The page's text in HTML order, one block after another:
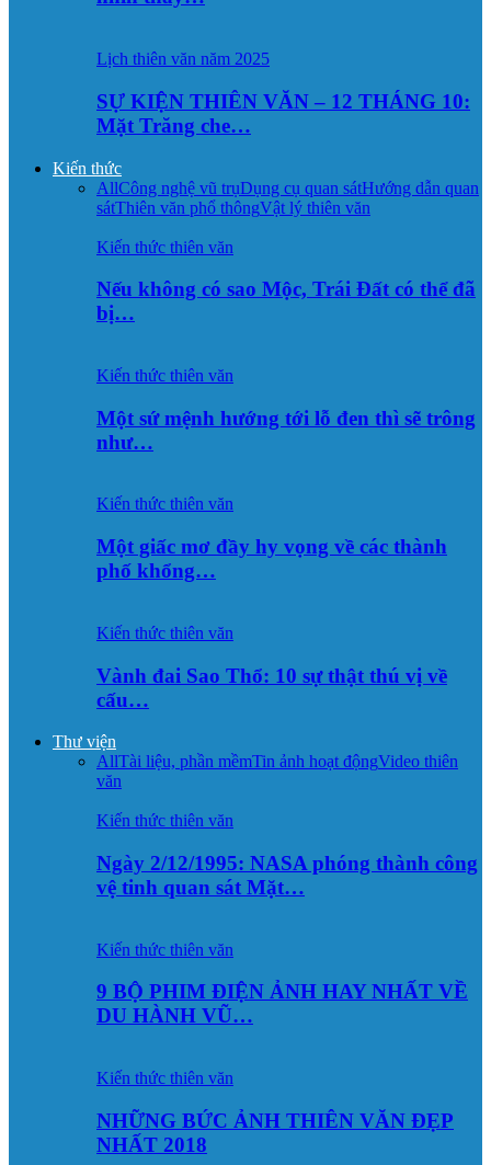
Lịch thiên văn năm 2025
SỰ KIỆN THIÊN VĂN – 12 THÁNG 10:
Mặt Trăng che…
Kiến thức
AllCông nghệ vũ trụDụng cụ quan sátHướng dẫn quan
sátThiên văn phổ thôngVật lý thiên văn
Kiến thức thiên văn
Nếu không có sao Mộc, Trái Đất có thể đã
bị…
Kiến thức thiên văn
Một sứ mệnh hướng tới lỗ đen thì sẽ trông
như…
Kiến thức thiên văn
Một giấc mơ đầy hy vọng về các thành
phố khổng…
Kiến thức thiên văn
Vành đai Sao Thổ: 10 sự thật thú vị về
cấu…
Thư viện
AllTài liệu, phần mềmTin ảnh hoạt độngVideo thiên
văn
Kiến thức thiên văn
Ngày 2/12/1995: NASA phóng thành công
vệ tinh quan sát Mặt…
Kiến thức thiên văn
9 BỘ PHIM ĐIỆN ẢNH HAY NHẤT VỀ
DU HÀNH VŨ…
Kiến thức thiên văn
NHỮNG BỨC ẢNH THIÊN VĂN ĐẸP
NHẤT 2018